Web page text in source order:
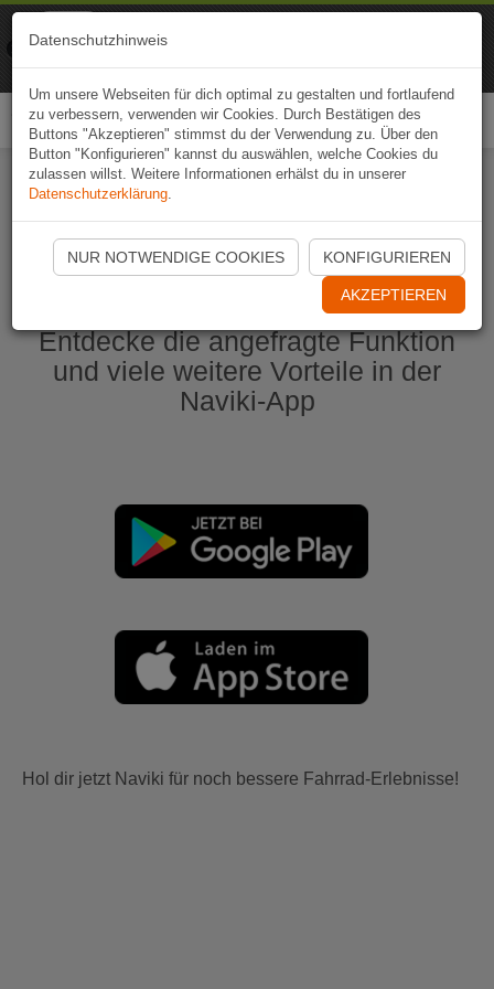
Naviki App jetzt öffnen
Entdecke die angefragte Funktion
und viele weitere Vorteile in der
Naviki-App
Hol dir jetzt Naviki für noch bessere Fahrrad-Erlebnisse!
Datenschutzhinweis
Um unsere Webseiten für dich optimal zu gestalten und fortlaufend
zu verbessern, verwenden wir Cookies. Durch Bestätigen des
Buttons "Akzeptieren" stimmst du der Verwendung zu. Über den
Button "Konfigurieren" kannst du auswählen, welche Cookies du
zulassen willst. Weitere Informationen erhälst du in unserer
Datenschutzerklärung.
NUR NOTWENDIGE COOKIES KONFIGURIEREN
AKZEPTIEREN
Naviki